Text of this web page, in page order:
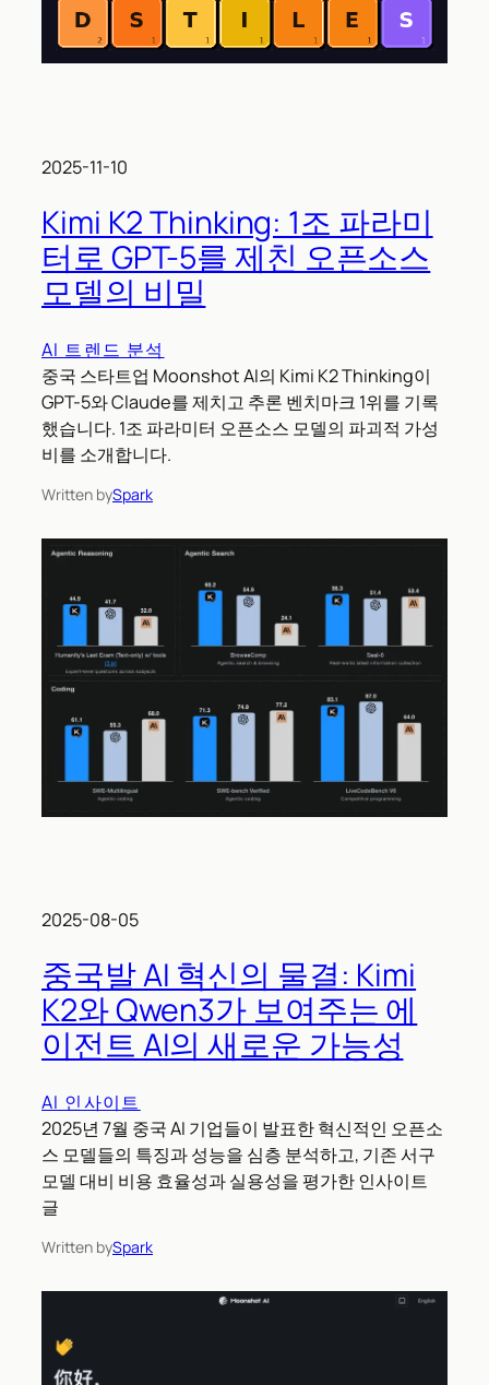
2025-11-10
Kimi K2 Thinking: 1조 파라미
터로 GPT-5를 제친 오픈소스
모델의 비밀
AI 트렌드 분석
중국 스타트업 Moonshot AI의 Kimi K2 Thinking이
GPT-5와 Claude를 제치고 추론 벤치마크 1위를 기록
했습니다. 1조 파라미터 오픈소스 모델의 파괴적 가성
비를 소개합니다.
Written bySpark
2025-08-05
중국발 AI 혁신의 물결: Kimi
K2와 Qwen3가 보여주는 에
이전트 AI의 새로운 가능성
AI 인사이트
2025년 7월 중국 AI 기업들이 발표한 혁신적인 오픈소
스 모델들의 특징과 성능을 심층 분석하고, 기존 서구
모델 대비 비용 효율성과 실용성을 평가한 인사이트
글
Written bySpark